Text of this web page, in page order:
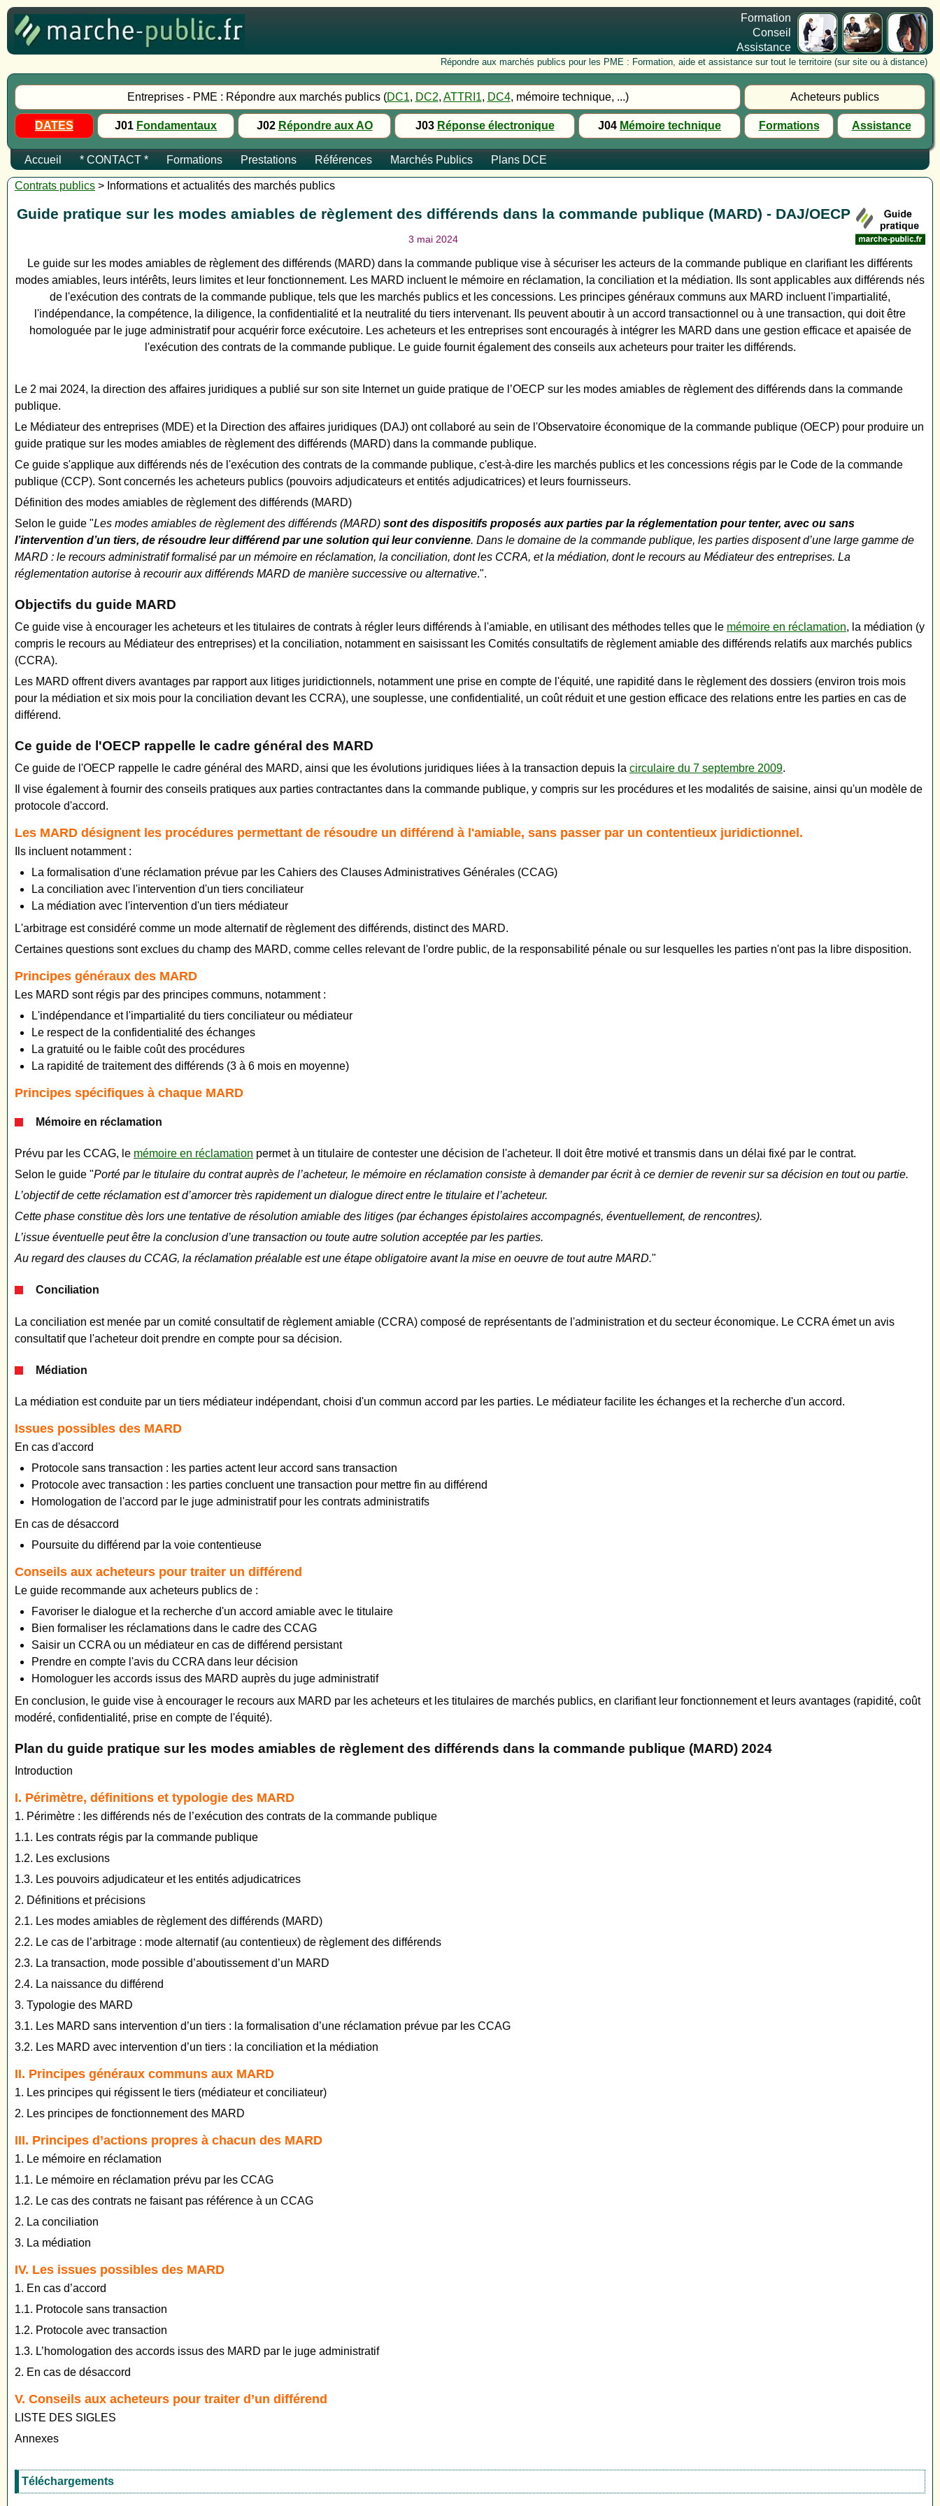
Formation
Conseil
Assistance
Répondre aux marchés publics pour les PME : Formation, aide et assistance sur tout le territoire (sur site ou à distance)
Entreprises - PME : Répondre aux marchés publics (DC1, DC2, ATTRI1, DC4, mémoire technique, ...) Acheteurs publics
DATES J01 Fondamentaux J02 Répondre aux AO J03 Réponse électronique J04 Mémoire technique Formations Assistance
Accueil * CONTACT * Formations Prestations Références Marchés Publics Plans DCE
Contrats publics > Informations et actualités des marchés publics
Guide pratique sur les modes amiables de règlement des différends dans la commande publique (MARD) - DAJ/OECP
3 mai 2024
Le guide sur les modes amiables de règlement des différends (MARD) dans la commande publique vise à sécuriser les acteurs de la commande publique en clarifiant les différents
modes amiables, leurs intérêts, leurs limites et leur fonctionnement. Les MARD incluent le mémoire en réclamation, la conciliation et la médiation. Ils sont applicables aux différends nés
de l'exécution des contrats de la commande publique, tels que les marchés publics et les concessions. Les principes généraux communs aux MARD incluent l'impartialité,
l'indépendance, la compétence, la diligence, la confidentialité et la neutralité du tiers intervenant. Ils peuvent aboutir à un accord transactionnel ou à une transaction, qui doit être
homologuée par le juge administratif pour acquérir force exécutoire. Les acheteurs et les entreprises sont encouragés à intégrer les MARD dans une gestion efficace et apaisée de
l'exécution des contrats de la commande publique. Le guide fournit également des conseils aux acheteurs pour traiter les différends.
Le 2 mai 2024, la direction des affaires juridiques a publié sur son site Internet un guide pratique de l’OECP sur les modes amiables de règlement des différends dans la commande
publique.
Le Médiateur des entreprises (MDE) et la Direction des affaires juridiques (DAJ) ont collaboré au sein de l'Observatoire économique de la commande publique (OECP) pour produire un
guide pratique sur les modes amiables de règlement des différends (MARD) dans la commande publique.
Ce guide s'applique aux différends nés de l'exécution des contrats de la commande publique, c'est-à-dire les marchés publics et les concessions régis par le Code de la commande
publique (CCP). Sont concernés les acheteurs publics (pouvoirs adjudicateurs et entités adjudicatrices) et leurs fournisseurs.
Définition des modes amiables de règlement des différends (MARD)
Selon le guide "Les modes amiables de règlement des différends (MARD) sont des dispositifs proposés aux parties par la réglementation pour tenter, avec ou sans
l’intervention d’un tiers, de résoudre leur différend par une solution qui leur convienne. Dans le domaine de la commande publique, les parties disposent d’une large gamme de
MARD : le recours administratif formalisé par un mémoire en réclamation, la conciliation, dont les CCRA, et la médiation, dont le recours au Médiateur des entreprises. La
réglementation autorise à recourir aux différends MARD de manière successive ou alternative.".
Objectifs du guide MARD
Ce guide vise à encourager les acheteurs et les titulaires de contrats à régler leurs différends à l'amiable, en utilisant des méthodes telles que le mémoire en réclamation, la médiation (y
compris le recours au Médiateur des entreprises) et la conciliation, notamment en saisissant les Comités consultatifs de règlement amiable des différends relatifs aux marchés publics
(CCRA).
Les MARD offrent divers avantages par rapport aux litiges juridictionnels, notamment une prise en compte de l'équité, une rapidité dans le règlement des dossiers (environ trois mois
pour la médiation et six mois pour la conciliation devant les CCRA), une souplesse, une confidentialité, un coût réduit et une gestion efficace des relations entre les parties en cas de
différend.
Ce guide de l'OECP rappelle le cadre général des MARD
Ce guide de l'OECP rappelle le cadre général des MARD, ainsi que les évolutions juridiques liées à la transaction depuis la circulaire du 7 septembre 2009.
Il vise également à fournir des conseils pratiques aux parties contractantes dans la commande publique, y compris sur les procédures et les modalités de saisine, ainsi qu'un modèle de
protocole d'accord.
Les MARD désignent les procédures permettant de résoudre un différend à l'amiable, sans passer par un contentieux juridictionnel.
Ils incluent notamment :
La formalisation d'une réclamation prévue par les Cahiers des Clauses Administratives Générales (CCAG)
La conciliation avec l'intervention d'un tiers conciliateur
La médiation avec l'intervention d'un tiers médiateur
L'arbitrage est considéré comme un mode alternatif de règlement des différends, distinct des MARD.
Certaines questions sont exclues du champ des MARD, comme celles relevant de l'ordre public, de la responsabilité pénale ou sur lesquelles les parties n'ont pas la libre disposition.
Principes généraux des MARD
Les MARD sont régis par des principes communs, notamment :
L'indépendance et l'impartialité du tiers conciliateur ou médiateur
Le respect de la confidentialité des échanges
La gratuité ou le faible coût des procédures
La rapidité de traitement des différends (3 à 6 mois en moyenne)
Principes spécifiques à chaque MARD
Mémoire en réclamation
Prévu par les CCAG, le mémoire en réclamation permet à un titulaire de contester une décision de l'acheteur. Il doit être motivé et transmis dans un délai fixé par le contrat.
Selon le guide "Porté par le titulaire du contrat auprès de l’acheteur, le mémoire en réclamation consiste à demander par écrit à ce dernier de revenir sur sa décision en tout ou partie.
L’objectif de cette réclamation est d’amorcer très rapidement un dialogue direct entre le titulaire et l’acheteur.
Cette phase constitue dès lors une tentative de résolution amiable des litiges (par échanges épistolaires accompagnés, éventuellement, de rencontres).
L’issue éventuelle peut être la conclusion d’une transaction ou toute autre solution acceptée par les parties.
Au regard des clauses du CCAG, la réclamation préalable est une étape obligatoire avant la mise en oeuvre de tout autre MARD."
Conciliation
La conciliation est menée par un comité consultatif de règlement amiable (CCRA) composé de représentants de l'administration et du secteur économique. Le CCRA émet un avis
consultatif que l'acheteur doit prendre en compte pour sa décision.
Médiation
La médiation est conduite par un tiers médiateur indépendant, choisi d'un commun accord par les parties. Le médiateur facilite les échanges et la recherche d'un accord.
Issues possibles des MARD
En cas d'accord
Protocole sans transaction : les parties actent leur accord sans transaction
Protocole avec transaction : les parties concluent une transaction pour mettre fin au différend
Homologation de l'accord par le juge administratif pour les contrats administratifs
En cas de désaccord
Poursuite du différend par la voie contentieuse
Conseils aux acheteurs pour traiter un différend
Le guide recommande aux acheteurs publics de :
Favoriser le dialogue et la recherche d'un accord amiable avec le titulaire
Bien formaliser les réclamations dans le cadre des CCAG
Saisir un CCRA ou un médiateur en cas de différend persistant
Prendre en compte l'avis du CCRA dans leur décision
Homologuer les accords issus des MARD auprès du juge administratif
En conclusion, le guide vise à encourager le recours aux MARD par les acheteurs et les titulaires de marchés publics, en clarifiant leur fonctionnement et leurs avantages (rapidité, coût
modéré, confidentialité, prise en compte de l'équité).
Plan du guide pratique sur les modes amiables de règlement des différends dans la commande publique (MARD) 2024
Introduction
I. Périmètre, définitions et typologie des MARD
1. Périmètre : les différends nés de l’exécution des contrats de la commande publique
1.1. Les contrats régis par la commande publique
1.2. Les exclusions
1.3. Les pouvoirs adjudicateur et les entités adjudicatrices
2. Définitions et précisions
2.1. Les modes amiables de règlement des différends (MARD)
2.2. Le cas de l’arbitrage : mode alternatif (au contentieux) de règlement des différends
2.3. La transaction, mode possible d’aboutissement d’un MARD
2.4. La naissance du différend
3. Typologie des MARD
3.1. Les MARD sans intervention d’un tiers : la formalisation d’une réclamation prévue par les CCAG
3.2. Les MARD avec intervention d’un tiers : la conciliation et la médiation
II. Principes généraux communs aux MARD
1. Les principes qui régissent le tiers (médiateur et conciliateur)
2. Les principes de fonctionnement des MARD
III. Principes d’actions propres à chacun des MARD
1. Le mémoire en réclamation
1.1. Le mémoire en réclamation prévu par les CCAG
1.2. Le cas des contrats ne faisant pas référence à un CCAG
2. La conciliation
3. La médiation
IV. Les issues possibles des MARD
1. En cas d’accord
1.1. Protocole sans transaction
1.2. Protocole avec transaction
1.3. L’homologation des accords issus des MARD par le juge administratif
2. En cas de désaccord
V. Conseils aux acheteurs pour traiter d’un différend
LISTE DES SIGLES
Annexes
Téléchargements